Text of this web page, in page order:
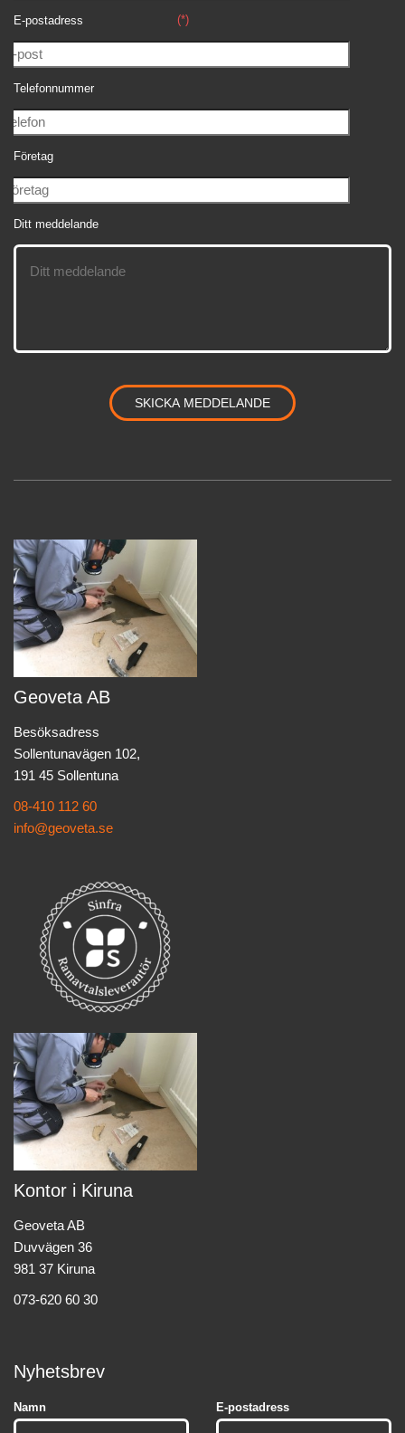
E-postadress (*)
Telefonnummer
Företag
Ditt meddelande
Geoveta AB
Besöksadress
Sollentunavägen 102,
191 45 Sollentuna
08-410 112 60
info@geoveta.se
Kontor i Kiruna
Geoveta AB
Duvvägen 36
981 37 Kiruna
073-620 60 30
Nyhetsbrev
Namn E-postadress